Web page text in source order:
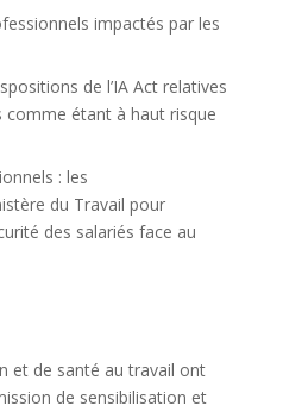
impactés par les
de l’IA Act relatives
comme étant à haut risque
: les
du Travail pour
des salariés face au
et de santé au travail ont
de sensibilisation et